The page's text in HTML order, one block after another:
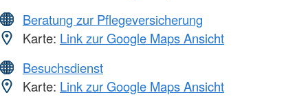
Beratung zur Pflegeversicherung
Karte: Link zur Google Maps Ansicht
Besuchsdienst
Karte: Link zur Google Maps Ansicht